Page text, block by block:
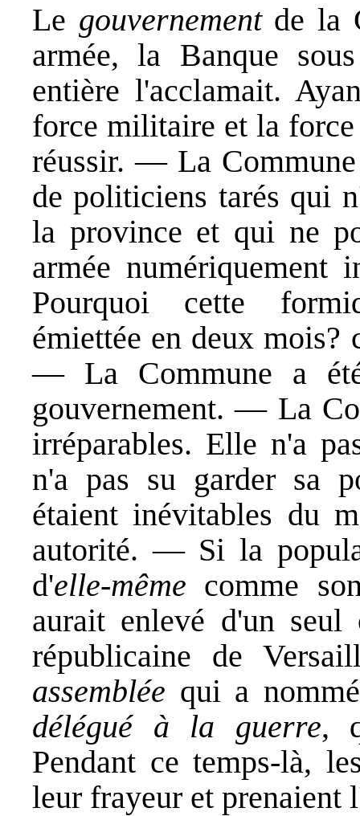
Le gouvernementde la
armée, la Banque
entière l'acclamait.
force militaire et la
réussir. — La Commune
de politiciens tarés qui
la province et qui ne
armée numériquement
Pourquoi cette
émiettée en deux
— La Commune a
gouvernement. — La
irréparables. Elle n'a
n'a pas su garder sa
étaient inévitables du
autorité. — Si la
d'elle-même comme
aurait enlevé d'un
républicaine de
assemblée qui a
délégué à la guerre,
Pendant ce temps-là,
leur frayeur et prenaient